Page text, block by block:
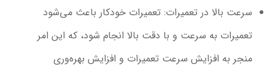
سرعت بالا در تعمیرات: تعمیرات خودکار باعث می‌شود
تعمیرات به سرعت و با دقت بالا انجام شود، که این امر
منجر به افزایش سرعت تعمیرات و افزایش بهره‌وری